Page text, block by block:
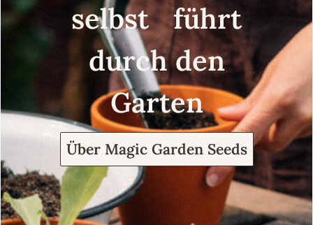
selbst führt
durch den
Garten
Über Magic Garden Seeds